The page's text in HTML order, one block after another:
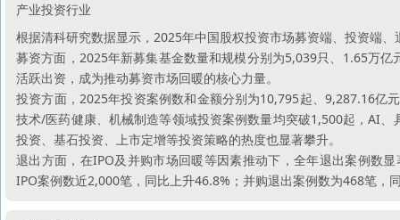
产业投资行业
根据清科研究数据显示，2025年中国股权投资市场募资端、投资端、
募资方面，2025年新募集基金数量和规模分别为5,039只、1.65万
活跃出资，成为推动募资市场回暖的核心力量。
投资方面，2025年投资案例数和金额分别为10,795起、9,287.16亿
技术/医药健康、机械制造等领域投资案例数量均突破1,500起，AI
投资、基石投资、上市定增等投资策略的热度也显著攀升。
退出方面，在IPO及并购市场回暖等因素推动下，全年退出案例数
IPO案例数近2,000笔，同比上升46.8%；并购退出案例数为468笔，